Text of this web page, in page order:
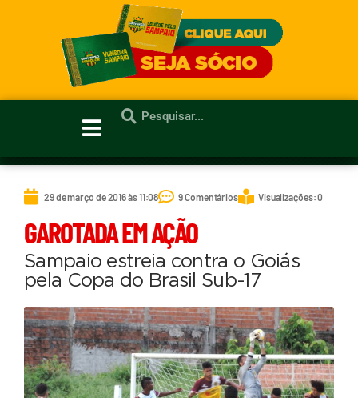
29 de março de 2016 às 11:08 9 Comentários Visualizações: 0
GAROTADA EM AÇÃO
Sampaio estreia contra o Goiás
pela Copa do Brasil Sub-17